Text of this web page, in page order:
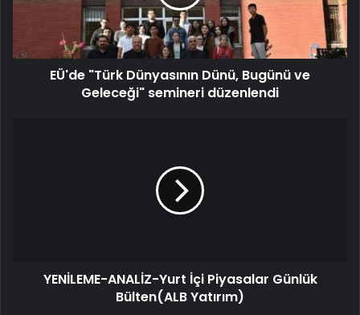
EÜ'de "Türk Dünyasının Dünü, Bugünü ve
Geleceği" semineri düzenlendi
YENİLEME-ANALİZ-Yurt İçi Piyasalar Günlük
Bülten(ALB Yatırım)